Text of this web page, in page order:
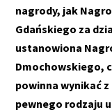
nagrody, jak
Gdańskiego za
ustanowiona
Dmochowskiego,
powinna wynikać
pewnego rodzaju